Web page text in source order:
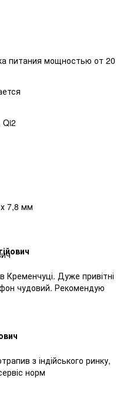
питания мощностью от 20
Qi2
7,8 мм
Кременчуці. Дуже привітні
чудовий. Рекомендую
з індійського ринку,
норм